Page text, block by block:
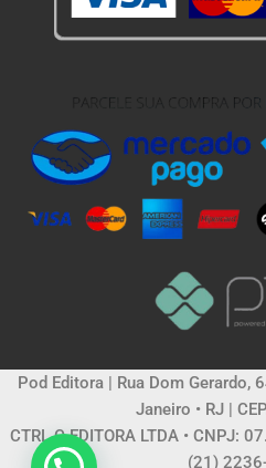
Pod Editora | Rua Dom Gerardo,
Janeiro • RJ |
CTRL C EDITORA LTDA • CNPJ:
(21)